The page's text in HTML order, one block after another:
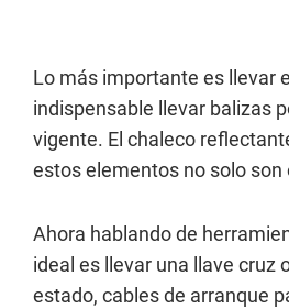
Lo más importante es llevar
indispensable llevar balizas
vigente. El chaleco
estos elementos no solo
Ahora hablando de
ideal es llevar una llave cruz
estado, cables de arranque